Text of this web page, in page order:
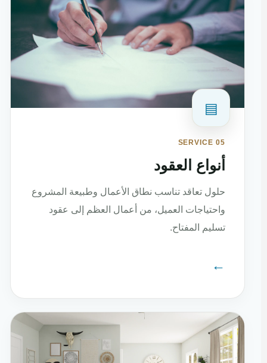
▤
SERVICE 05
أنواع العقود
حلول تعاقد تناسب نطاق الأعمال وطبيعة المشروع
واحتياجات العميل، من أعمال العظم إلى عقود
تسليم المفتاح.
←